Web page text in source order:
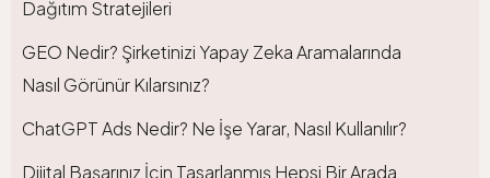
Dağıtım Stratejileri
GEO Nedir? Şirketinizi Yapay Zeka Aramalarında
Nasıl Görünür Kılarsınız?
ChatGPT Ads Nedir? Ne İşe Yarar, Nasıl Kullanılır?
Dijital Başarınız İçin Tasarlanmış Hepsi Bir Arada